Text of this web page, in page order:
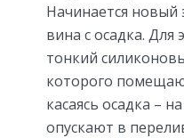
Начинается новый
вина с осадка. Для
тонкий
которого
касаясь осадка –
опускают в